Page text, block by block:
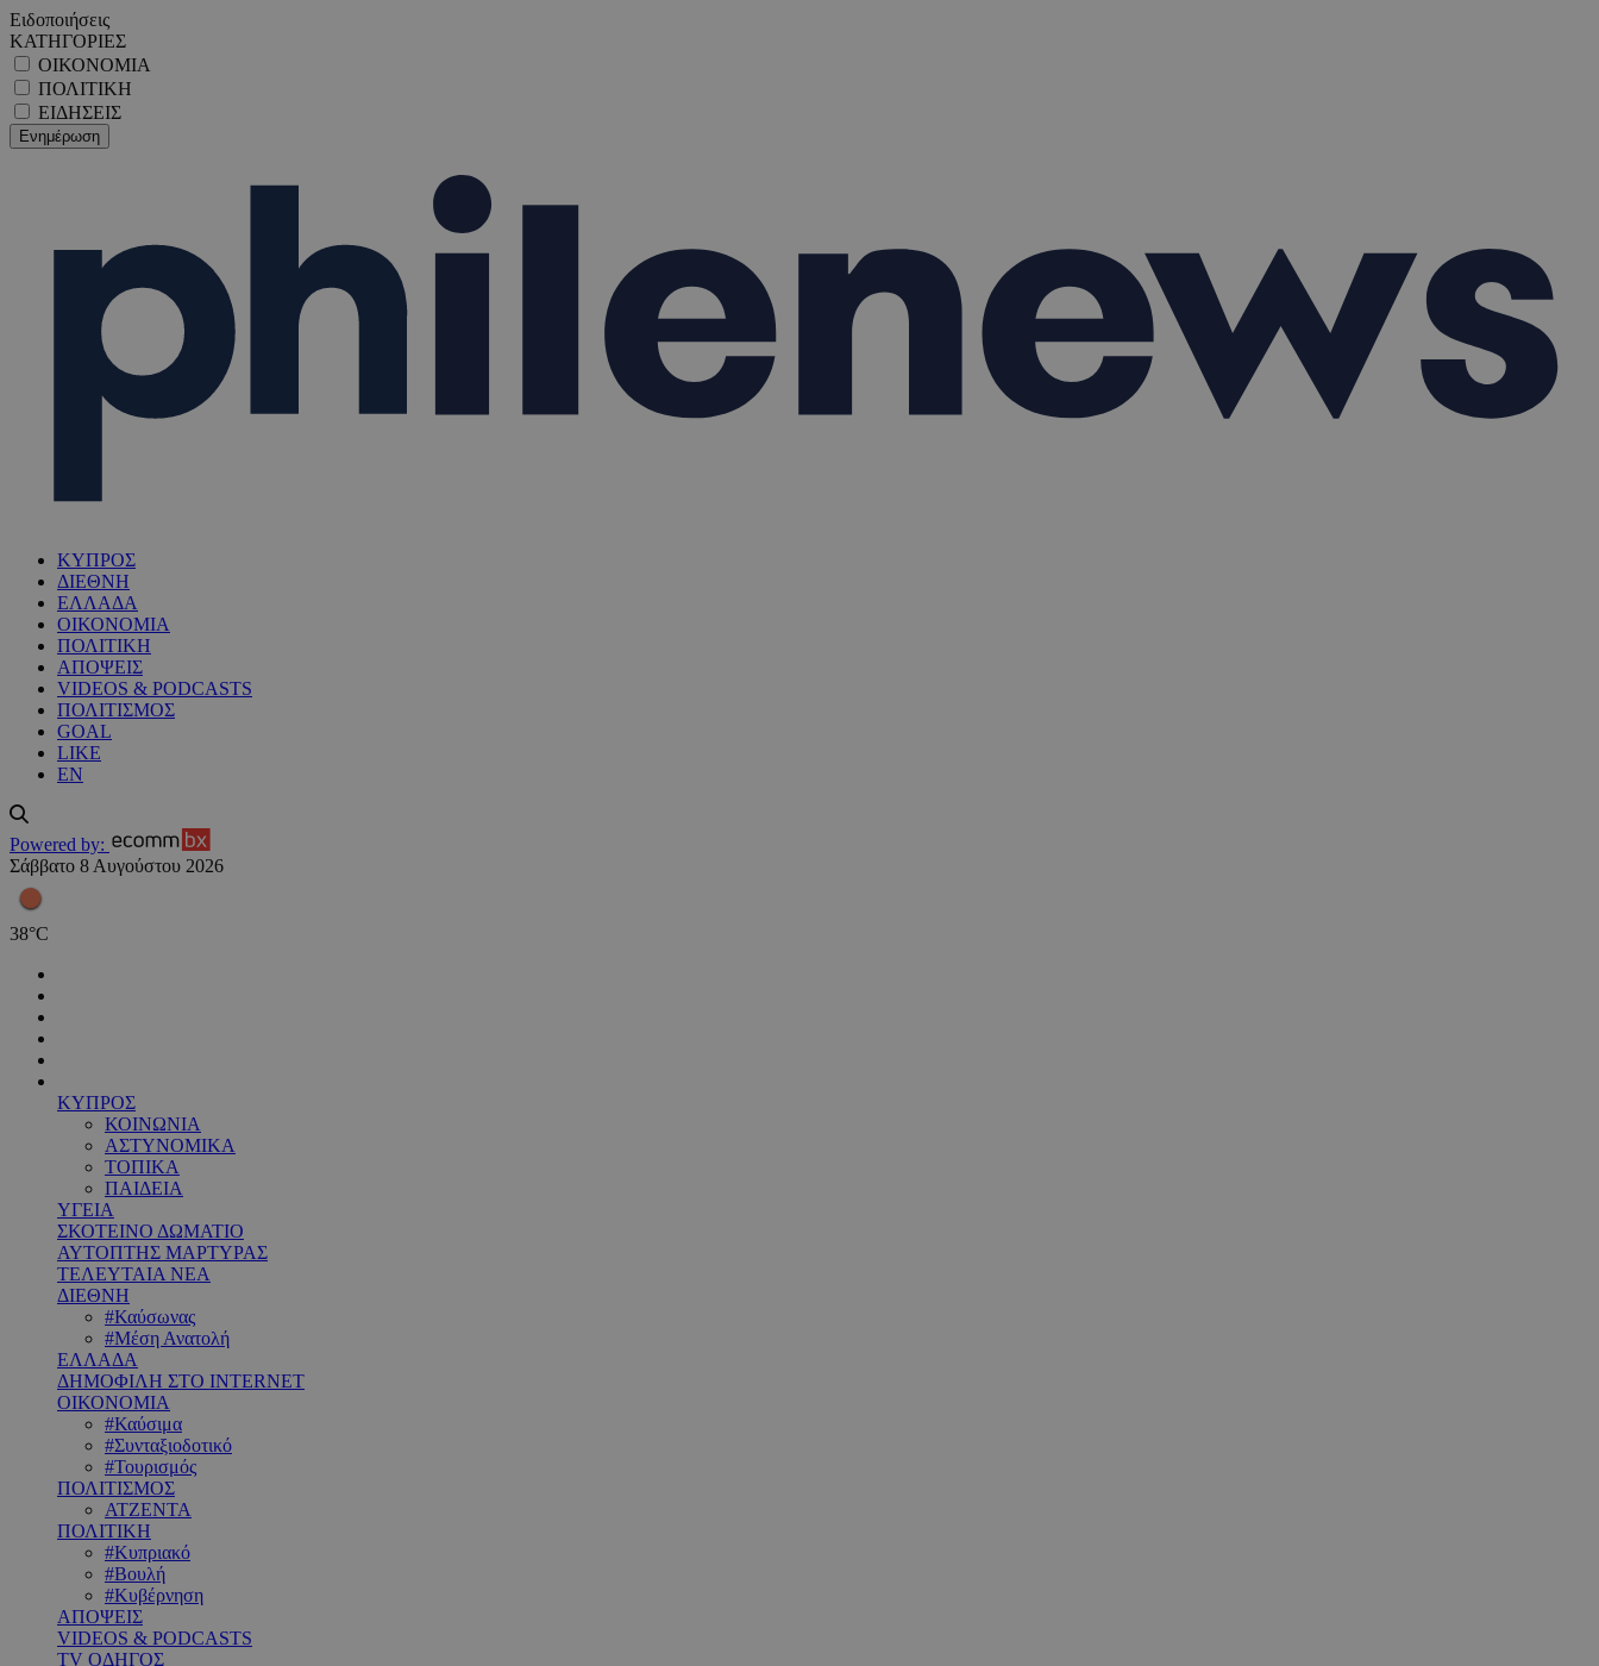
Ειδοποιήσεις
ΚΑΤΗΓΟΡΙΕΣ
ΟΙΚΟΝΟΜΙΑ
ΠΟΛΙΤΙΚΗ
ΕΙΔΗΣΕΙΣ
ΚΥΠΡΟΣ
ΔΙΕΘΝΗ
ΕΛΛΑΔΑ
ΟΙΚΟΝΟΜΙΑ
ΠΟΛΙΤΙΚΗ
ΑΠΟΨΕΙΣ
VIDEOS & PODCASTS
ΠΟΛΙΤΙΣΜΟΣ
GOAL
LIKE
EN
Powered by:
Σάββατο 8 Αυγούστου 2026
38°C
ΚΥΠΡΟΣ
ΚΟΙΝΩΝΙΑ
ΑΣΤΥΝΟΜΙΚΑ
ΤΟΠΙΚΑ
ΠΑΙΔΕΙΑ
ΥΓΕΙΑ
ΣΚΟΤΕΙΝΟ ΔΩΜΑΤΙΟ
ΑΥΤΟΠΤΗΣ ΜΑΡΤΥΡΑΣ
ΤΕΛΕΥΤΑΙΑ ΝΕΑ
ΔΙΕΘΝΗ
#Καύσωνας
#Μέση Ανατολή
ΕΛΛΑΔΑ
ΔΗΜΟΦΙΛΗ ΣΤΟ INTERNET
ΟΙΚΟΝΟΜΙΑ
#Καύσιμα
#Συνταξιοδοτικό
#Τουρισμός
ΠΟΛΙΤΙΣΜΟΣ
ΑΤΖΕΝΤΑ
ΠΟΛΙΤΙΚΗ
#Κυπριακό
#Βουλή
#Κυβέρνηση
ΑΠΟΨΕΙΣ
VIDEOS & PODCASTS
TV ΟΔΗΓΟΣ